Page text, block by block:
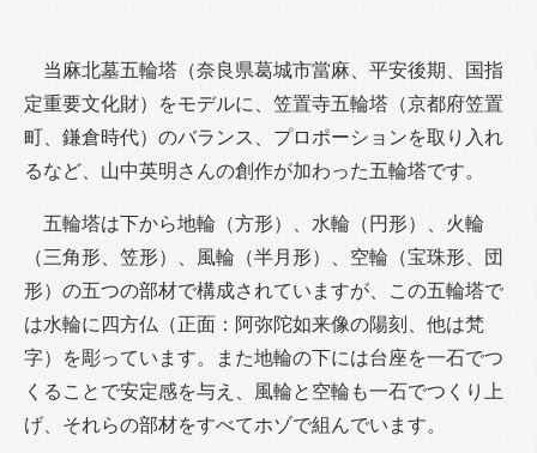
当麻北墓五輪塔（奈良県葛城市當麻、平安後期、国指
定重要文化財）をモデルに、笠置寺五輪塔（京都府笠置
町、鎌倉時代）のバランス、プロポーションを取り入れ
るなど、山中英明さんの創作が加わった五輪塔です。
五輪塔は下から地輪（方形）、水輪（円形）、火輪
（三角形、笠形）、風輪（半月形）、空輪（宝珠形、団
形）の五つの部材で構成されていますが、この五輪塔で
は水輪に四方仏（正面：阿弥陀如来像の陽刻、他は梵
字）を彫っています。また地輪の下には台座を一石でつ
くることで安定感を与え、風輪と空輪も一石でつくり上
げ、それらの部材をすべてホゾで組んでいます。